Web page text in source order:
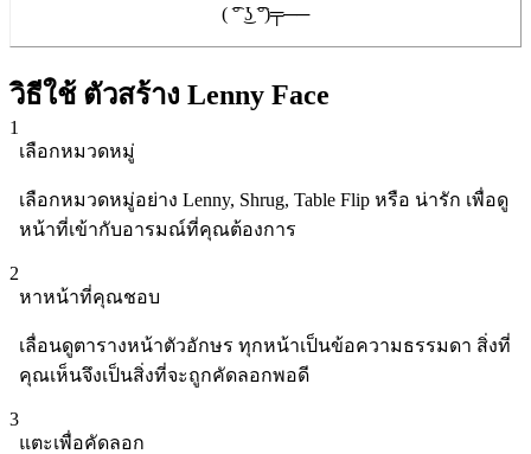
( ͡° ͜ʖ ͡°)╤──
วิธีใช้ ตัวสร้าง Lenny Face
1
เลือกหมวดหมู่
เลือกหมวดหมู่อย่าง Lenny, Shrug, Table Flip หรือ น่ารัก เพื่อดู
หน้าที่เข้ากับอารมณ์ที่คุณต้องการ
2
หาหน้าที่คุณชอบ
เลื่อนดูตารางหน้าตัวอักษร ทุกหน้าเป็นข้อความธรรมดา สิ่งที่
คุณเห็นจึงเป็นสิ่งที่จะถูกคัดลอกพอดี
3
แตะเพื่อคัดลอก